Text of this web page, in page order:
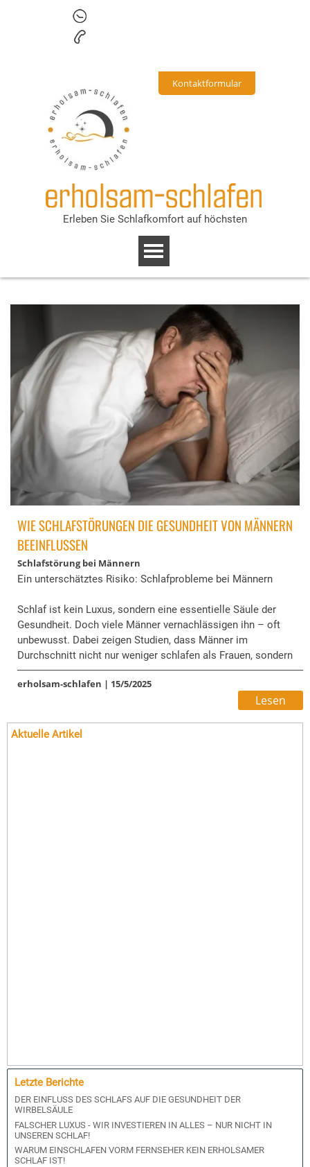
Uhr
Erleben Sie Schlafkomfort auf höchsten
Niveau
Kontaktformular
WIE SCHLAFSTÖRUNGEN DIE GESUNDHEIT VON MÄNNERN
BEEINFLUSSEN
Schlafstörung bei Männern
Ein unterschätztes Risiko: Schlafprobleme bei Männern
Schlaf ist kein Luxus, sondern eine essentielle Säule der
Gesundheit. Doch viele Männer vernachlässigen ihn – oft
unbewusst. Dabei zeigen Studien, dass Männer im
Durchschnitt nicht nur weniger schlafen als Frauen, sondern
auch häufiger unter bestimmten Schlafstörungen leiden. Die
gesundheitlichen Folgen sind gravierend – von erhöhter
Krankheitsanfälligkeit bis hin zu Einschränkungen der
erholsam-schlafen | 15/5/2025
Lesen
Aktuelle Artikel
Letzte Berichte
DER EINFLUSS DES SCHLAFS AUF DIE GESUNDHEIT DER
WIRBELSÄULE
FALSCHER LUXUS - WIR INVESTIEREN IN ALLES – NUR NICHT IN
UNSEREN SCHLAF!
WARUM EINSCHLAFEN VORM FERNSEHER KEIN ERHOLSAMER
SCHLAF IST!